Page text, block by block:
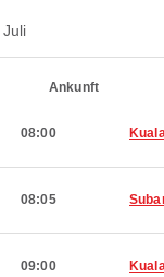
Ankunft
08:00
08:05
09:00